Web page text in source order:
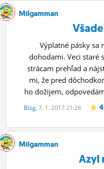
Milgamman
Výplatné pásky sa
dohodami. Veci staré
strácam prehľad a
mi, že pred
ho dožijem,
Blog, 7. 1. 2017 21:26 4
Milgamman
Azyl